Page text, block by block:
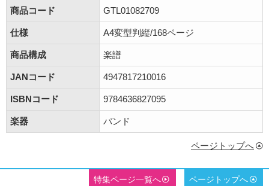
商品コード
GTL01082709
仕様 A4変型判縦/168ページ
商品構成 楽譜
JANコード 4947817210016
ISBNコード 9784636827095
楽器 バンド
ページトップへ
特集ページ一覧へ ページトップへ